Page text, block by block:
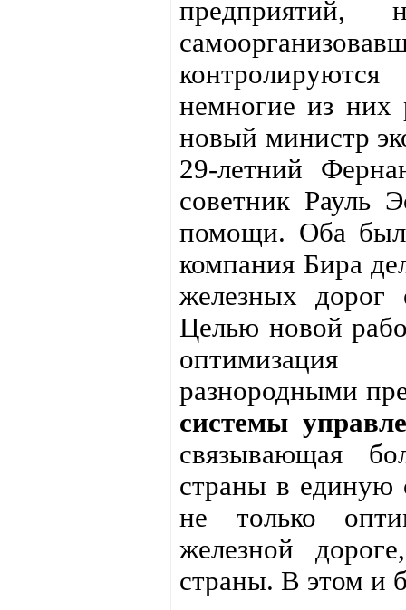
предприятий,
немногие из них
новый министр
29-летний
советник Рауль
помощи. Оба
компания Бира
железных
Целью новой
оптимизация
разнородными
системы
связывающая
страны в единую
не только
железной
страны. В этом и